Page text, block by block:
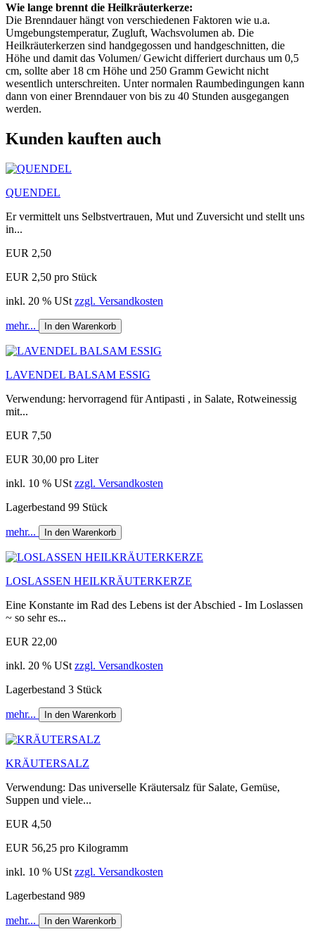
Wie lange brennt die Heilkräuterkerze:
Die Brenndauer hängt von verschiedenen Faktoren wie u.a.
Umgebungstemperatur, Zugluft, Wachsvolumen ab. Die
Heilkräuterkerzen sind handgegossen und handgeschnitten, die
Höhe und damit das Volumen/ Gewicht differiert durchaus um 0,5
cm, sollte aber 18 cm Höhe und 250 Gramm Gewicht nicht
wesentlich unterschreiten. Unter normalen Raumbedingungen kann
dann von einer Brenndauer von bis zu 40 Stunden ausgegangen
werden.
Kunden kauften auch
QUENDEL
Er vermittelt uns Selbstvertrauen, Mut und Zuversicht und stellt uns
in...
EUR 2,50
EUR 2,50 pro Stück
inkl. 20 % USt zzgl. Versandkosten
mehr... In den Warenkorb
LAVENDEL BALSAM ESSIG
Verwendung: hervorragend für Antipasti , in Salate, Rotweinessig
mit...
EUR 7,50
EUR 30,00 pro Liter
inkl. 10 % USt zzgl. Versandkosten
Lagerbestand 99 Stück
mehr... In den Warenkorb
LOSLASSEN HEILKRÄUTERKERZE
Eine Konstante im Rad des Lebens ist der Abschied - Im Loslassen
~ so sehr es...
EUR 22,00
inkl. 20 % USt zzgl. Versandkosten
Lagerbestand 3 Stück
mehr... In den Warenkorb
KRÄUTERSALZ
Verwendung: Das universelle Kräutersalz für Salate, Gemüse,
Suppen und viele...
EUR 4,50
EUR 56,25 pro Kilogramm
inkl. 10 % USt zzgl. Versandkosten
Lagerbestand 989
mehr... In den Warenkorb